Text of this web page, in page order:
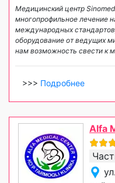
Медицинский центр
многопрофильное лечение
международных
оборудование от ведущих
нам возможность свести к
>>> Подробнее
Alfa